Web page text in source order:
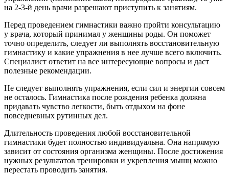
на 2-3-й день врачи разрешают приступить к занятиям.
Перед проведением гимнастики важно пройти консультацию
у врача, который принимал у женщины роды. Он поможет
точно определить, следует ли выполнять восстановительную
гимнастику и какие упражнения в нее лучше всего включить.
Специалист ответит на все интересующие вопросы и даст
полезные рекомендации.
Не следует выполнять упражнения, если сил и энергии совсем
не осталось. Гимнастика после рождения ребенка должна
придавать чувство легкости, быть отдыхом на фоне
повседневных рутинных дел.
Длительность проведения любой восстановительной
гимнастики будет полностью индивидуальна. Она напрямую
зависит от состояния организма женщины. После достижения
нужных результатов тренировки и укрепления мышц можно
перестать проводить занятия.